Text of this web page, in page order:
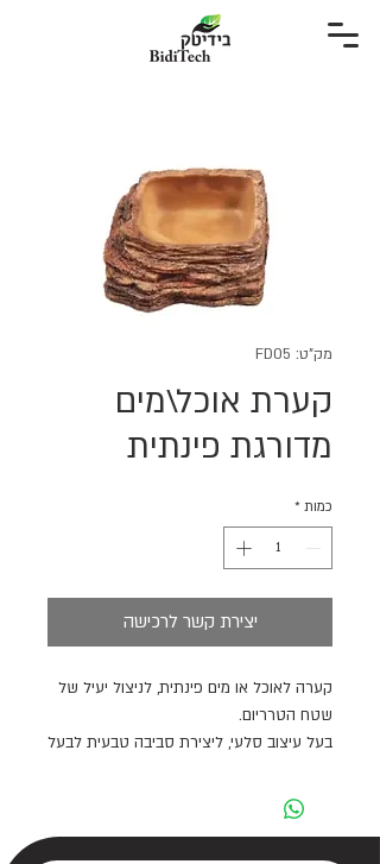
מק"ט: FD05
קערת אוכל\מים
מדורגת פינתית
כמות *
יצירת קשר לרכישה
קערה לאוכל או מים פינתית, לניצול יעיל של
שטח הטרריום.
בעל עיצוב סלעי, ליצירת סביבה טבעית לבעל
מידות: 13.4*13.3*4.5 ס"מ